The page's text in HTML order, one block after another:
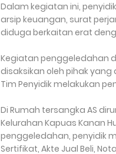
Dalam kegiatan ini,
arsip keuangan, surat
diduga berkaitan erat
Kegiatan penggeledahan
disaksikan oleh pihak
Tim Penyidik melakukan
Di Rumah tersangka AS
Kelurahan Kapuas Kanan
penggeledahan, penyidik
Sertifikat, Akte Jual Beli,